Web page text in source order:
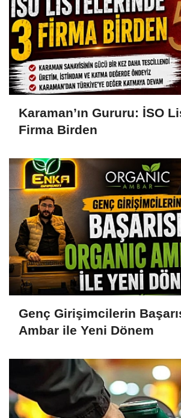
Karaman’ın Gururu: İSO
Firma Birden
Genç Girişimcilerin
Ambar ile Yeni Dönem